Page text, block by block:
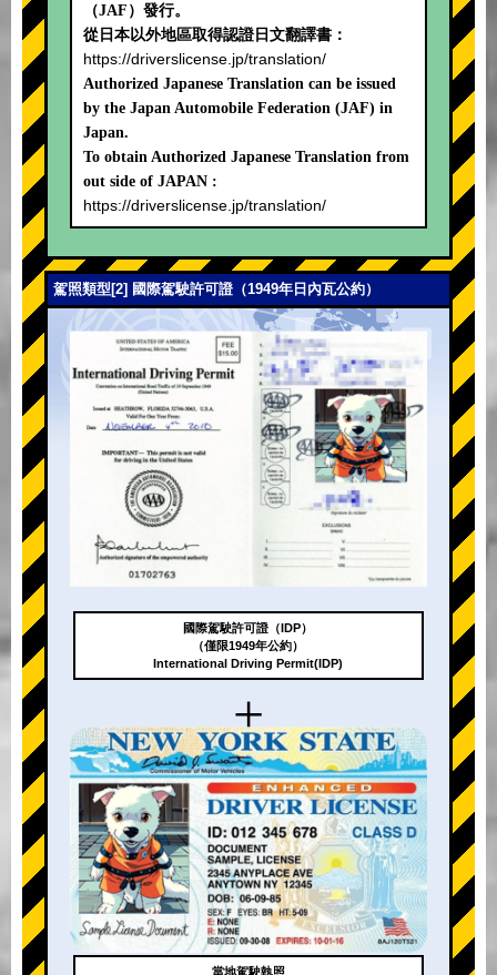
（JAF）發行。
從日本以外地區取得認證日文翻譯書：
https://driverslicense.jp/translation/
Authorized Japanese Translation can be issued
by the Japan Automobile Federation (JAF) in
Japan.
To obtain Authorized Japanese Translation from
out side of JAPAN :
https://driverslicense.jp/translation/
駕照類型[2] 國際駕駛許可證（1949年日內瓦公約）
+
國際駕駛許可證（IDP）
（僅限1949年公約）
International Driving Permit(IDP)
當地駕駛執照